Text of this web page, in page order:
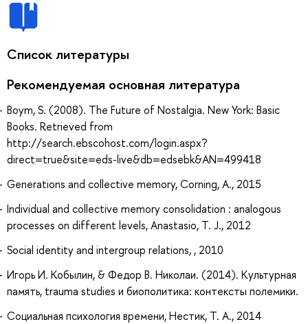
Список литературы
Рекомендуемая основная литература
Boym, S. (2008). The Future of Nostalgia. New York: Basic
Books. Retrieved from
http://search.ebscohost.com/login.aspx?
direct=true&site=eds-live&db=edsebk&AN=499418
Generations and collective memory, Corning, A., 2015
Individual and collective memory consolidation : analogous
processes on different levels, Anastasio, T. J., 2012
Social identity and intergroup relations, , 2010
Игорь И. Кобылин, & Федор В. Николаи. (2014). Культурная
память, trauma studies и биополитика: контексты полемики.
Социальная психология времени, Нестик, Т. А., 2014